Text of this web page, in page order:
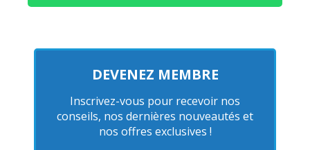
DEVENEZ MEMBRE
Inscrivez-vous pour recevoir nos
conseils, nos dernières nouveautés et
nos offres exclusives !